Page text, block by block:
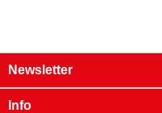
Newsletter
Info